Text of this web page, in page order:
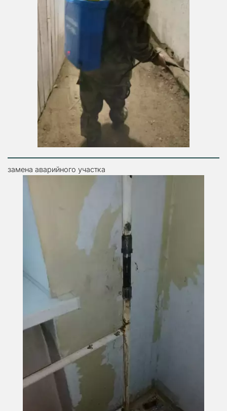
замена аварийного участка